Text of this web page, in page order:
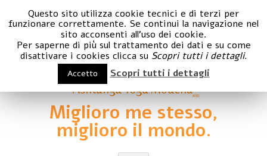
Miglioro me stesso,
miglioro il mondo.
Questo sito utilizza cookie tecnici e di terzi per
funzionare correttamente. Se continui la navigazione nel
sito acconsenti all'uso dei cookie.
Per saperne di più sul trattamento dei dati e su come
disattivare i cookies clicca su Scopri tutti i dettagli.
Accetto Scopri tutti i dettagli